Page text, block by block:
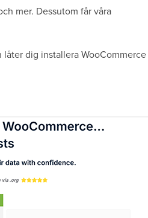
mer. Dessutom får våra
låter dig installera WooCommerce